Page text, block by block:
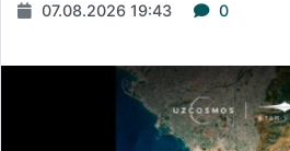
07.08.2026 19:43 0